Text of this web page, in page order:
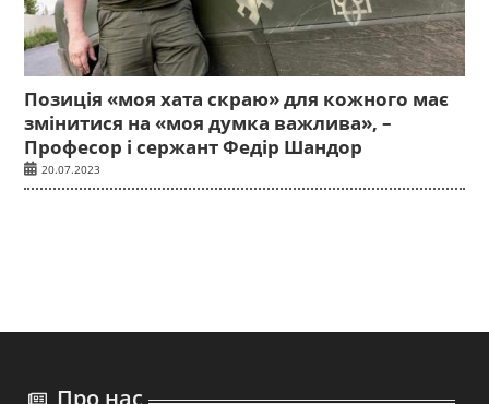
Позиція «моя хата скраю» для кожного має
змінитися на «моя думка важлива», –
Професор і сержант Федір Шандор
20.07.2023